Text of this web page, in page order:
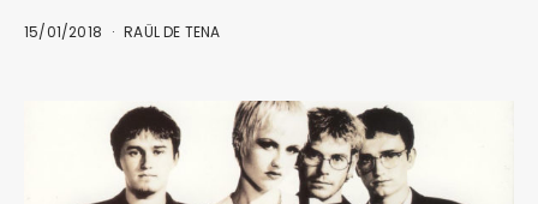
15/01/2018 RAÜL DE TENA